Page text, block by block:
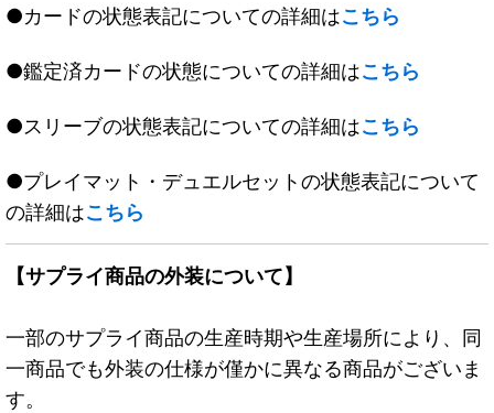
●カードの状態表記についての詳細はこちら
●鑑定済カードの状態についての詳細はこちら
●スリーブの状態表記についての詳細はこちら
●プレイマット・デュエルセットの状態表記について
の詳細はこちら
【サプライ商品の外装について】
一部のサプライ商品の生産時期や生産場所により、同
一商品でも外装の仕様が僅かに異なる商品がございま
す。